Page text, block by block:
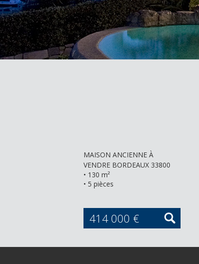
+
MAISON ANCIENNE À
VENDRE BORDEAUX 33800
• 130 m²
• 5 pièces
414 000 €